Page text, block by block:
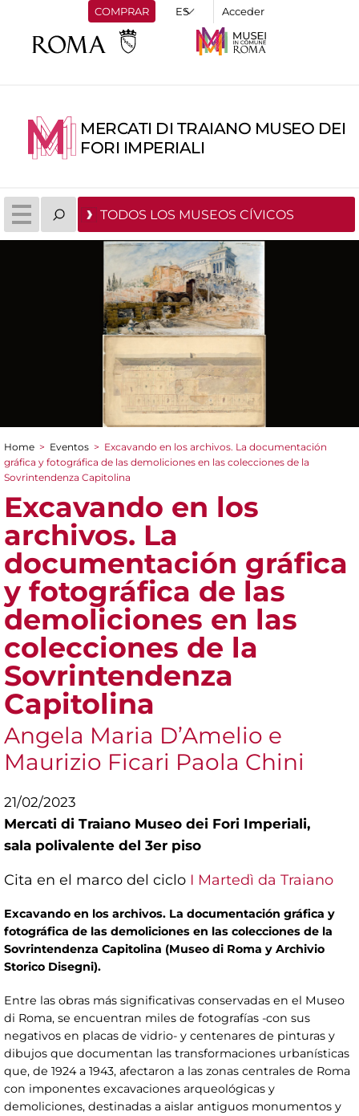
COMPRAR Acceder
MERCATI DI TRAIANO MUSEO DEI
FORI IMPERIALI
TODOS LOS MUSEOS CÍVICOS
You are here
Home > Eventos > Excavando en los archivos. La documentación
gráfica y fotográfica de las demoliciones en las colecciones de la
Sovrintendenza Capitolina
Excavando en los
archivos. La
documentación gráfica
y fotográfica de las
demoliciones en las
colecciones de la
Sovrintendenza
Capitolina
Angela Maria D’Amelio e
Maurizio Ficari Paola Chini
21/02/2023
Mercati di Traiano Museo dei Fori Imperiali,
sala polivalente del 3er piso
Cita en el marco del ciclo I Martedì da Traiano
Excavando en los archivos. La documentación gráfica y
fotográfica de las demoliciones en las colecciones de la
Sovrintendenza Capitolina (Museo di Roma y Archivio
Storico Disegni).
Entre las obras más significativas conservadas en el Museo
di Roma, se encuentran miles de fotografías -con sus
negativos en placas de vidrio- y centenares de pinturas y
dibujos que documentan las transformaciones urbanísticas
que, de 1924 a 1943, afectaron a las zonas centrales de Roma
con imponentes excavaciones arqueológicas y
demoliciones, destinadas a aislar antiguos monumentos y